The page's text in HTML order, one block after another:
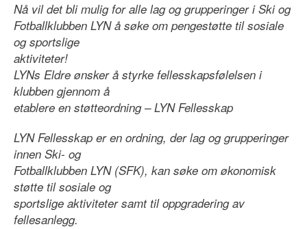
Nå vil det bli mulig for alle lag og grupperinger i Ski og
Fotballklubben LYN å søke om pengestøtte til sosiale
og sportslige
aktiviteter!
LYNs Eldre ønsker å styrke fellesskapsfølelsen i
klubben gjennom å
etablere en støtteordning – LYN Fellesskap
LYN Fellesskap er en ordning, der lag og grupperinger
innen Ski- og
Fotballklubben LYN (SFK), kan søke om økonomisk
støtte til sosiale og
sportslige aktiviteter samt til oppgradering av
fellesanlegg.